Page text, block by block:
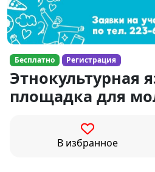
Бесплатно Регистрация
Этнокультурная
площадка для
В избранное